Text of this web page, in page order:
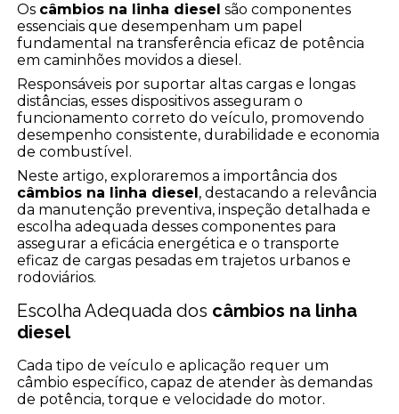
Os câmbios na linha diesel são componentes
essenciais que desempenham um papel
fundamental na transferência eficaz de potência
em caminhões movidos a diesel.
Responsáveis por suportar altas cargas e longas
distâncias, esses dispositivos asseguram o
funcionamento correto do veículo, promovendo
desempenho consistente, durabilidade e economia
de combustível.
Neste artigo, exploraremos a importância dos
câmbios na linha diesel, destacando a relevância
da manutenção preventiva, inspeção detalhada e
escolha adequada desses componentes para
assegurar a eficácia energética e o transporte
eficaz de cargas pesadas em trajetos urbanos e
rodoviários.
Escolha Adequada dos câmbios na linha
diesel
Cada tipo de veículo e aplicação requer um
câmbio específico, capaz de atender às demandas
de potência, torque e velocidade do motor.